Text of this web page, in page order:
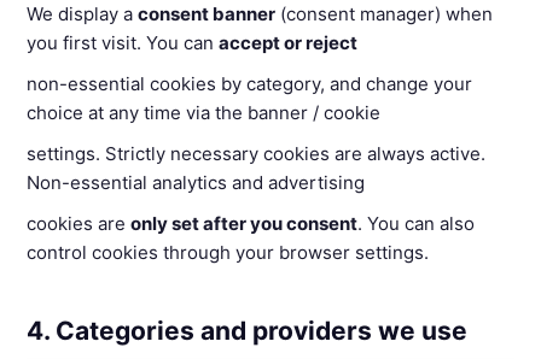
We display a consent banner (consent manager) when
you first visit. You can accept or reject
non-essential cookies by category, and change your
choice at any time via the banner / cookie
settings. Strictly necessary cookies are always active.
Non-essential analytics and advertising
cookies are only set after you consent. You can also
control cookies through your browser settings.
4. Categories and providers we use